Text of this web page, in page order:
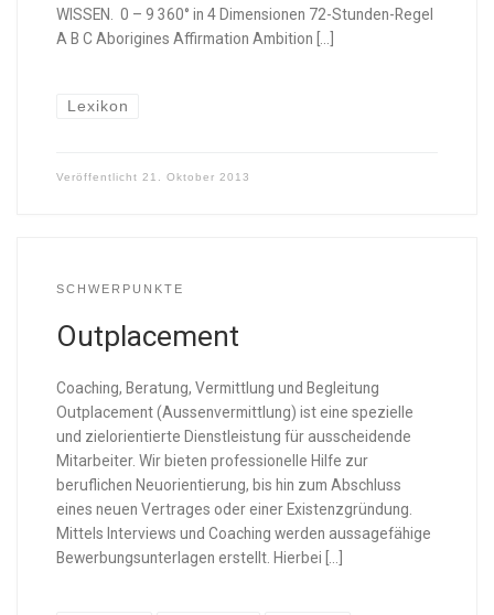
WISSEN. 0 – 9 360° in 4 Dimensionen 72-Stunden-Regel
A B C Aborigines Affirmation Ambition […]
Lexikon
Veröffentlicht 21. Oktober 2013
SCHWERPUNKTE
Outplacement
Coaching, Beratung, Vermittlung und Begleitung
Outplacement (Aussenvermittlung) ist eine spezielle
und zielorientierte Dienstleistung für ausscheidende
Mitarbeiter. Wir bieten professionelle Hilfe zur
beruflichen Neuorientierung, bis hin zum Abschluss
eines neuen Vertrages oder einer Existenzgründung.
Mittels Interviews und Coaching werden aussagefähige
Bewerbungsunterlagen erstellt. Hierbei […]